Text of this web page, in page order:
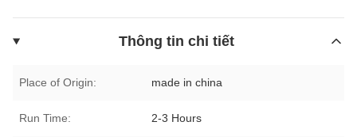
Thông tin chi tiết
Place of Origin: made in china
Run Time: 2-3 Hours